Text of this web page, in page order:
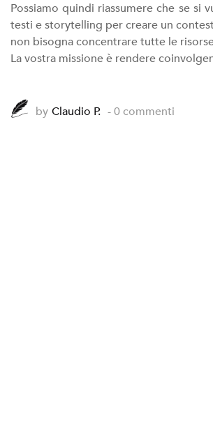
Possiamo quindi riassumere che se si
testi e storytelling per creare un
non bisogna concentrare tutte le
La vostra missione è rendere
by Claudio P. - 0 commenti